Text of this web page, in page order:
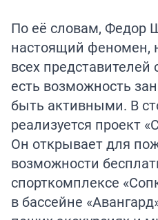
По её словам, Федор
настоящий феномен,
всех представителей
есть возможность
быть активными. В
реализуется проект
Он открывает для
возможности
спорткомплексе
в бассейне